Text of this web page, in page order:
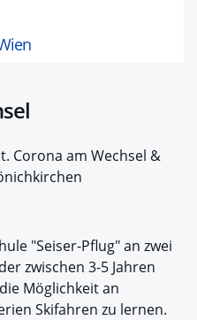
Corona am Wechsel &
"Seiser-Pflug" an zwei
zwischen 3-5 Jahren
Möglichkeit an
Skifahren zu lernen.